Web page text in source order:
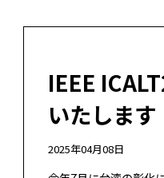
IEEE
いたします
2025年04月08日